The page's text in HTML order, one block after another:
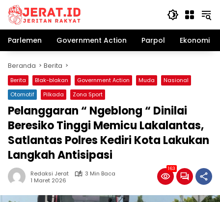
Langsung
konten
Parlemen
Government Action Parpol Ekonomi
Beranda Berita
Berita Blak-blakan Government Action Muda
Nasional
Otomotif
Pilkada Zona Sport
Pelanggaran “ Ngeblong “ Dinilai
Beresiko Tinggi Memicu Lakalantas,
Satlantas Polres Kediri Kota Lakukan
Langkah Antisipasi
Redaksi Jerat
3 Min Baca
1 Maret 2026
163